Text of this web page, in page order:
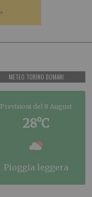
METEO TORINO DOMANI
Previsioni del 8 August
28°C
pioggia leggera